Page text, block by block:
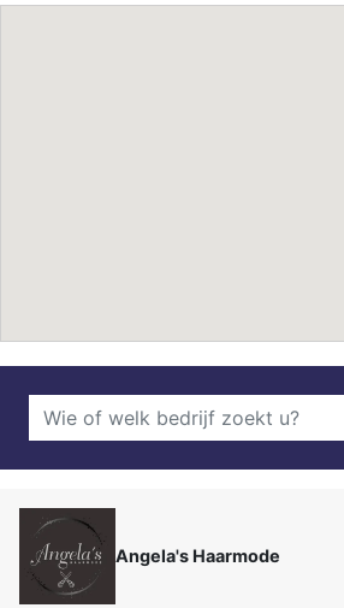
Angela's Haarmode